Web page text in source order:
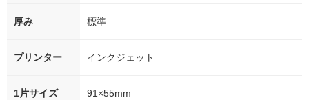
厚み 標準
プリンター インクジェット
1片サイズ 91×55mm